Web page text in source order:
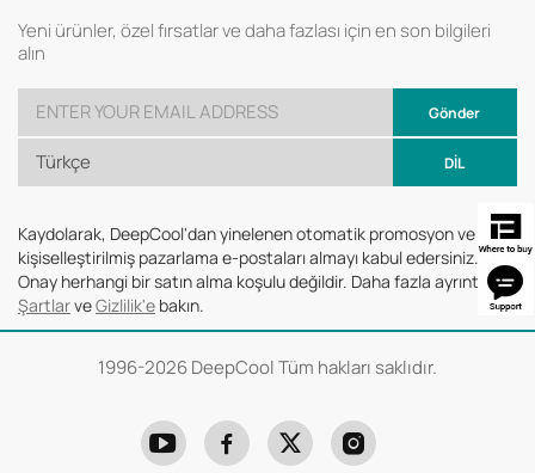
Yeni ürünler, özel fırsatlar ve daha fazlası için en son bilgileri
alın
Gönder
Türkçe DİL
Kaydolarak, DeepCool'dan yinelenen otomatik promosyon ve
kişiselleştirilmiş pazarlama e-postaları almayı kabul edersiniz.
Onay herhangi bir satın alma koşulu değildir. Daha fazla ayrıntı için
ŞartlarveGizlilik'e bakın.
1996-2026 DeepCool Tüm hakları saklıdır.